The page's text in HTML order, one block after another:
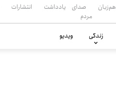
هم‌زبان
صدای
مردم
یادداشت انتشارات
زندگی ویدیو